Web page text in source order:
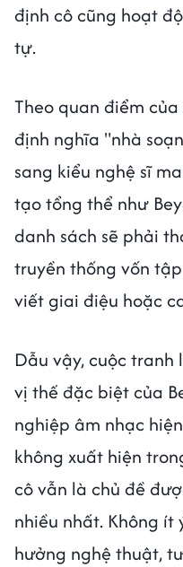
định cô cũng hoạt
tự.
Theo quan điểm
định nghĩa "nhà
sang kiểu nghệ sĩ
tạo tổng thể như
danh sách sẽ phải
truyền thống vốn
viết giai điệu hoặc
Dẫu vậy, cuộc
vị thế đặc biệt của
nghiệp âm nhạc
không xuất hiện
cô vẫn là chủ đề
nhiều nhất. Không ít
hưởng nghệ thuật,